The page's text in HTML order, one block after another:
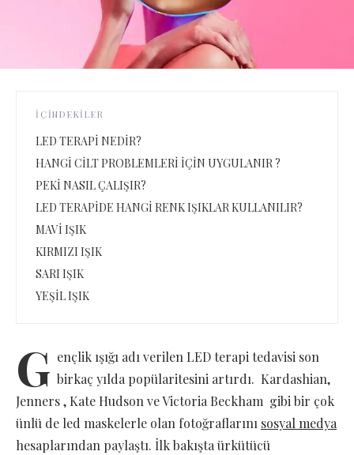
İÇINDEKILER
LED TERAPİ NEDİR?
HANGİ CİLT PROBLEMLERİ İÇİN UYGULANIR ?
PEKİ NASIL ÇALIŞIR?
LED TERAPİDE HANGİ RENK IŞIKLAR KULLANILIR?
MAVİ IŞIK
KIRMIZI IŞIK
SARI IŞIK
YEŞİL IŞIK
G ençlik ışığı adı verilen LED terapi tedavisi son
birkaç yılda popülaritesini artırdı. Kardashian,
Jenners , Kate Hudson ve Victoria Beckham gibi bir çok
ünlü de led maskelerle olan fotoğraflarını sosyal medya
hesaplarından paylaştı. İlk bakışta ürkütücü